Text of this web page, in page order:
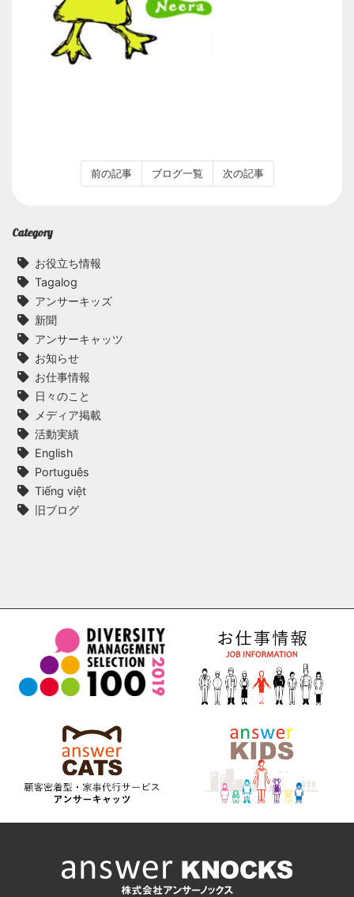
前の記事 ブログ一覧 次の記事
Category
お役立ち情報
Tagalog
アンサーキッズ
新聞
アンサーキャッツ
お知らせ
お仕事情報
日々のこと
メディア掲載
活動実績
English
Português
Tiếng việt
旧ブログ